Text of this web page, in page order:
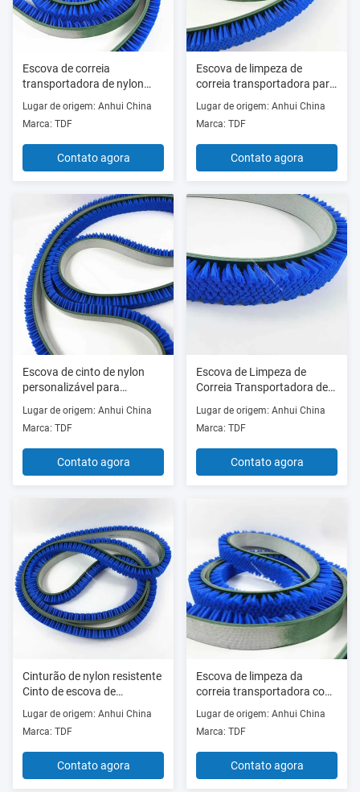
Escova de correia
transportadora de nylon
resistente para limpeza de
PCB de eletrônicos
Lugar de origem: Anhui China
Marca: TDF
Contato agora
Escova de limpeza de
correia transportadora para
serviço pesado, remoção de
detritos, escova de limpeza
industrial de nylon
Lugar de origem: Anhui China
Marca: TDF
Contato agora
Escova de cinto de nylon
personalizável para
impressão e manuseio de
papel
Lugar de origem: Anhui China
Marca: TDF
Contato agora
Escova de Limpeza de
Correia Transportadora de
Nylon Resistente à Corrosão
para Processamento de
Alimentos
Lugar de origem: Anhui China
Marca: TDF
Contato agora
Cinturão de nylon resistente
Cinto de escova de
transporte de alimentos
Cinturão de limpeza
personalizado
Lugar de origem: Anhui China
Marca: TDF
Contato agora
Escova de limpeza da
correia transportadora com
cerdas de nylon para esteira
Lugar de origem: Anhui China
Marca: TDF
Contato agora